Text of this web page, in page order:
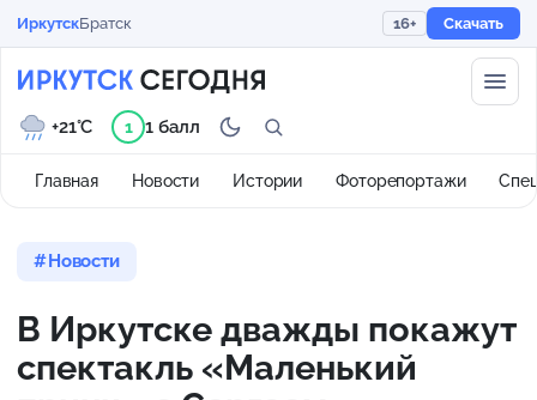
ИркутскБратск 16+ Скачать
Главная Новости Истории Фоторепортажи
+21°C 1 1 балл
Новости
В Иркутске дважды покажут
спектакль «Маленький